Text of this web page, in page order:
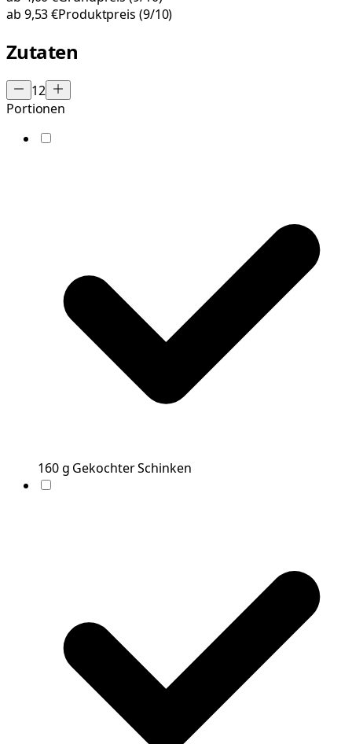
ab 9,53 €Produktpreis (9/10)
Zutaten
12
Portionen
160g Gekochter Schinken